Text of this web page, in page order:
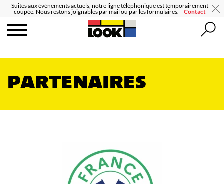
Suites aux événements actuels, notre ligne téléphonique est temporairement
coupée. Nous restons joignables par mail ou par les formulaires.
Contact
PARTENAIRES